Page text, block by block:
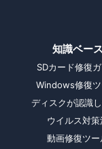
知識ベース
SDカード修復
Windows修復
ディスクが認識
ウイルス対策
動画修復ツー